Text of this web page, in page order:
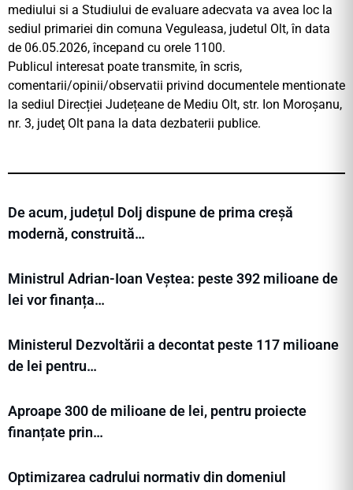
mediului si a Studiului de evaluare adecvata va avea loc la
sediul primariei din comuna Veguleasa, judetul Olt, în data
de 06.05.2026, începand cu orele 1100.
Publicul interesat poate transmite, în scris,
comentarii/opinii/observatii privind documentele mentionate
la sediul Direcției Județeane de Mediu Olt, str. Ion Moroşanu,
nr. 3, judeţ Olt pana la data dezbaterii publice.
De acum, județul Dolj dispune de prima creșă
modernă, construită…
Ministrul Adrian-Ioan Veștea: peste 392 milioane de
lei vor finanța…
Ministerul Dezvoltării a decontat peste 117 milioane
de lei pentru…
Aproape 300 de milioane de lei, pentru proiecte
finanțate prin…
Optimizarea cadrului normativ din domeniul